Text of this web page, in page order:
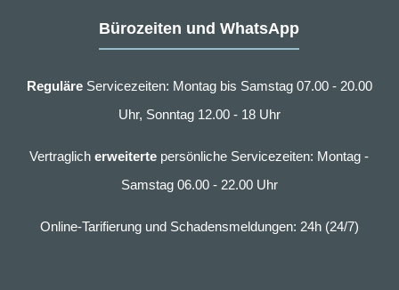
Bürozeiten und WhatsApp
ReguläreServicezeiten: Montag bis Samstag 07.00 - 20.00
Uhr, Sonntag 12.00 - 18 Uhr
Vertraglicherweiterte persönliche Servicezeiten: Montag -
Samstag 06.00 - 22.00 Uhr
Online-Tarifierung und Schadensmeldungen: 24h (24/7)